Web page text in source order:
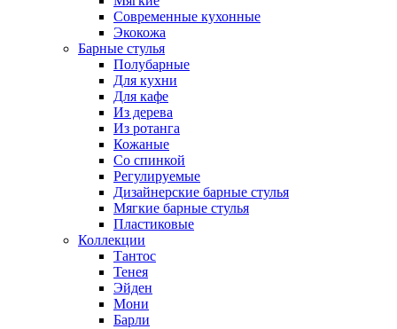
Современные кухонные
Экокожа
Барные стулья
Полубарные
Для кухни
Для кафе
Из дерева
Из ротанга
Кожаные
Со спинкой
Регулируемые
Дизайнерские барные стулья
Мягкие барные стулья
Пластиковые
Коллекции
Тантос
Тенея
Эйден
Мони
Барли